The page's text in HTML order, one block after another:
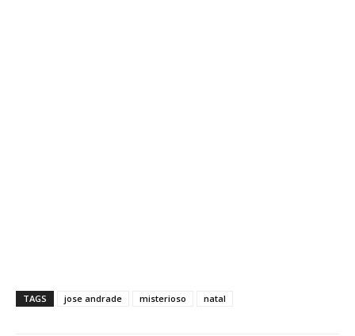
TAGS jose andrade misterioso natal